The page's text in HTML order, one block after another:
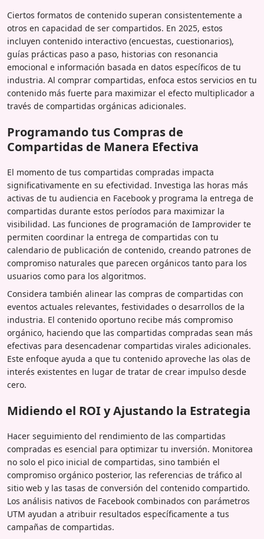
Ciertos formatos de contenido superan consistentemente a
otros en capacidad de ser compartidos. En 2025, estos
incluyen contenido interactivo (encuestas, cuestionarios),
guías prácticas paso a paso, historias con resonancia
emocional e información basada en datos específicos de tu
industria. Al comprar compartidas, enfoca estos servicios en tu
contenido más fuerte para maximizar el efecto multiplicador a
través de compartidas orgánicas adicionales.
Programando tus Compras de
Compartidas de Manera Efectiva
El momento de tus compartidas compradas impacta
significativamente en su efectividad. Investiga las horas más
activas de tu audiencia en Facebook y programa la entrega de
compartidas durante estos períodos para maximizar la
visibilidad. Las funciones de programación de Iamprovider te
permiten coordinar la entrega de compartidas con tu
calendario de publicación de contenido, creando patrones de
compromiso naturales que parecen orgánicos tanto para los
usuarios como para los algoritmos.
Considera también alinear las compras de compartidas con
eventos actuales relevantes, festividades o desarrollos de la
industria. El contenido oportuno recibe más compromiso
orgánico, haciendo que las compartidas compradas sean más
efectivas para desencadenar compartidas virales adicionales.
Este enfoque ayuda a que tu contenido aproveche las olas de
interés existentes en lugar de tratar de crear impulso desde
cero.
Midiendo el ROI y Ajustando la Estrategia
Hacer seguimiento del rendimiento de las compartidas
compradas es esencial para optimizar tu inversión. Monitorea
no solo el pico inicial de compartidas, sino también el
compromiso orgánico posterior, las referencias de tráfico al
sitio web y las tasas de conversión del contenido compartido.
Los análisis nativos de Facebook combinados con parámetros
UTM ayudan a atribuir resultados específicamente a tus
campañas de compartidas.